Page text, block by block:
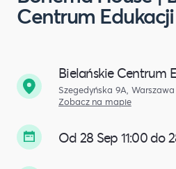
Centrum
Bielańskie Centrum
Szegedyńska 9A, Warszawa
Zobacz na mapie
Od 28 Sep 11:00 do